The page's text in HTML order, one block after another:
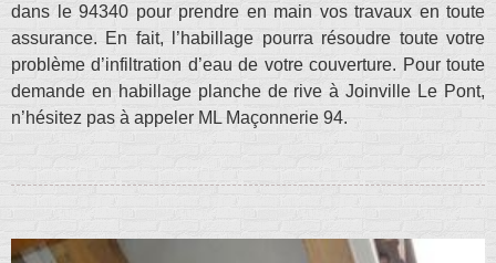
dans le 94340 pour prendre en main vos travaux en toute
assurance. En fait, l’habillage pourra résoudre toute votre
problème d’infiltration d’eau de votre couverture. Pour toute
demande en habillage planche de rive à Joinville Le Pont,
n’hésitez pas à appeler ML Maçonnerie 94.